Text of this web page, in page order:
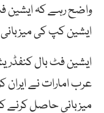
واضح رہے کہ ایشین
ایشین کپ کی
ایشین فٹ بال
عرب امارات نے
میزبانی حاصل کرنے